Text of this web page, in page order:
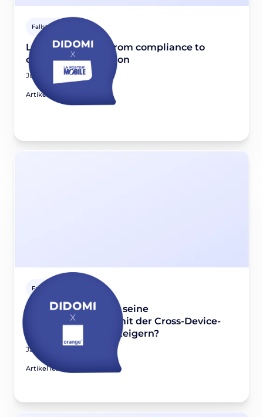
Fallstudien
La Poste Mobile: From compliance to
consent optimization
June 11, 2026
Artikel lesen
Fallstudien
Wie konnte Orange seine
Zustimmungsrate mit der Cross-Device-
Funktion um 10 % steigern?
January 31, 2023
Artikel lesen